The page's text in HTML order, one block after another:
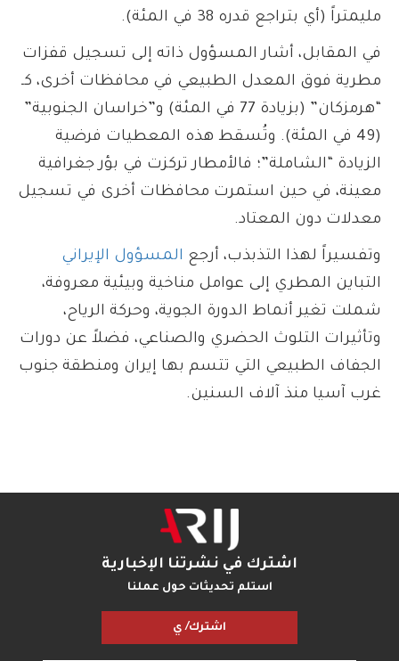
مليمتراً (أي بتراجع قدره 38 في المئة).
في المقابل، أشار المسؤول ذاته إلى تسجيل قفزات
مطرية فوق المعدل الطبيعي في محافظات أخرى، كـ
“هرمزكان” (بزيادة 77 في المئة) و”خراسان الجنوبية”
(49 في المئة). وتُسقط هذه المعطيات فرضية
الزيادة “الشاملة”؛ فالأمطار تركزت في بؤر جغرافية
معينة، في حين استمرت محافظات أخرى في تسجيل
معدلات دون المعتاد.
وتفسيراً لهذا التذبذب، أرجع المسؤول الإيراني
التباين المطري إلى عوامل مناخية وبيئية معروفة،
شملت تغير أنماط الدورة الجوية، وحركة الرياح،
وتأثيرات التلوث الحضري والصناعي، فضلاً عن دورات
الجفاف الطبيعي التي تتسم بها إيران ومنطقة جنوب
غرب آسيا منذ آلاف السنين.
اشترك في نشرتنا الإخبارية
استلم تحديثات حول عملنا
اشترك/ ي